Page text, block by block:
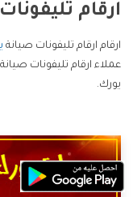
ارقام
ارقام ارقام تليفونات صيانة
عملاء ارقام تليفونات
يورك.